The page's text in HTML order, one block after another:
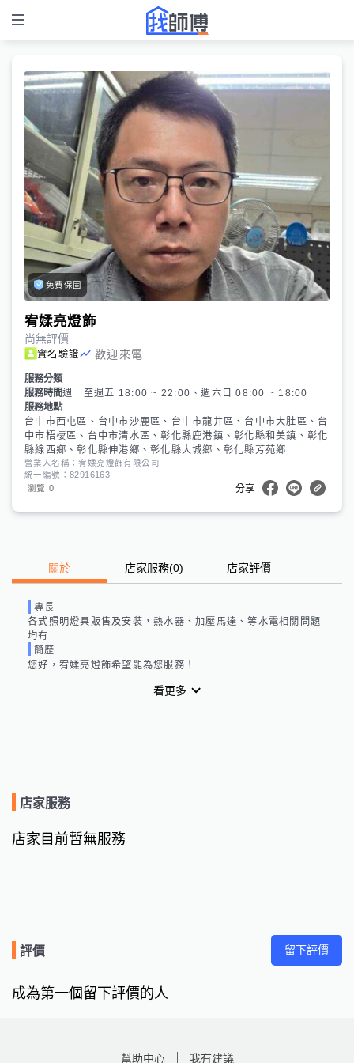
免費保固
宥媃亮燈飾
尚無評價
實名驗證 歡迎來電
服務分類
服務時間週一至週五 18:00 ~ 22:00、週六日 08:00 ~ 18:00
服務地點
台中市西屯區、台中市沙鹿區、台中市龍井區、台中市大肚區、台
中市梧棲區、台中市清水區、彰化縣鹿港鎮、彰化縣和美鎮、彰化
縣線西鄉、彰化縣伸港鄉、彰化縣大城鄉、彰化縣芳苑鄉
營業人名稱：宥媃亮燈飾有限公司
統一編號：82916163
瀏覽 0 分享
關於 店家服務(0) 店家評價
專長
各式照明燈具販售及安裝，熱水器、加壓馬達、等水電相關問題
均有
簡歷
您好，宥媃亮燈飾希望能為您服務！
看更多
店家服務
店家目前暫無服務
評價 留下評價
成為第一個留下評價的人
幫助中心 我有建議